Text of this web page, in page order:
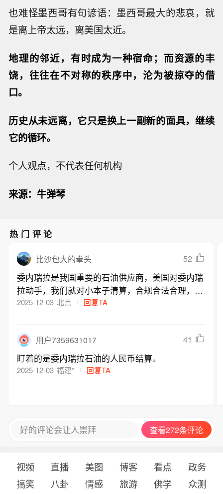
也难怪墨西哥有句谚语：墨西哥最大的悲哀，就
是离上帝太远，离美国太近。
地理的邻近，有时成为一种宿命；而资源的丰
饶，往往在不对称的秩序中，沦为被掠夺的借
口。
历史从未远离，它只是换上一副新的面具，继续
它的循环。
个人观点，不代表任何机构
来源：牛弹琴
热门评论
比沙包大的拳头 52
委内瑞拉是我国重要的石油供应商，美国对委内瑞
拉动手，我们就对小本子清算，合规合法合理，看
看美国能不能双线作战，让世界看看，谁才是世界
2025-12-03 北京 回复TA
用户7359631017 41
盯着的是委内瑞拉石油的人民币结算。
2025-12-03 福建* 回复TA
好的评论会让人崇拜 查看272条评论
视频 直播 美图 博客 看点
政务
搞笑
八卦 情感 旅游 佛学 众测